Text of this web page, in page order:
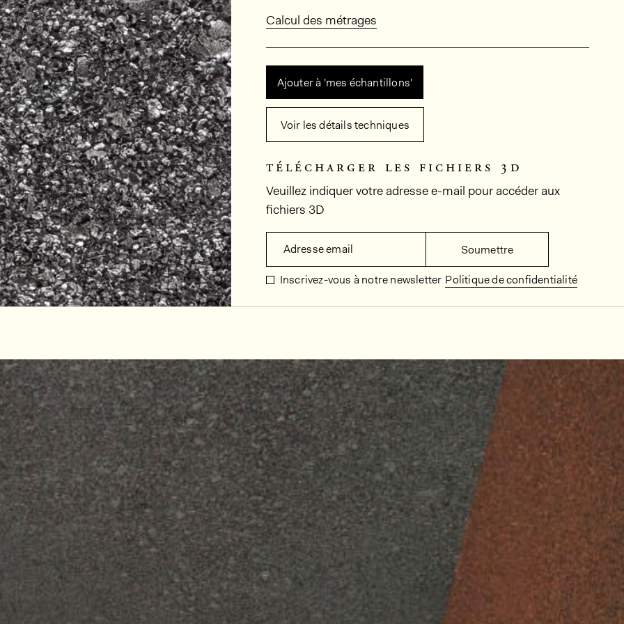
Calcul des métrages
Ajouter à 'mes échantillons'
Voir les détails techniques
télécharger les fichiers 3d
Veuillez indiquer votre adresse e-mail pour accéder aux
fichiers 3D
Adresse email Soumettre
Inscrivez-vous à notre newsletter Politique de confidentialité